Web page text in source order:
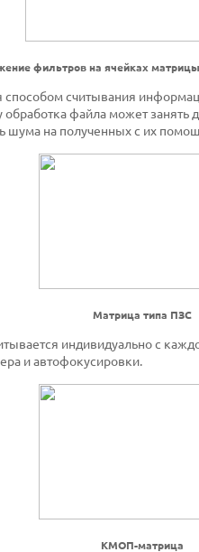
фильтров на ячейках
считывания
обработка файла может
шума на полученных с их
Матрица типа ПЗС
индивидуально с
и автофокусировки.
КМОП-матрица